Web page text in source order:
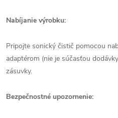
Nabíjanie výrobku:
Pripojte sonický čistič pomocou
adaptérom (nie je súčasťou
zásuvky.
Bezpečnostné upozornenie: